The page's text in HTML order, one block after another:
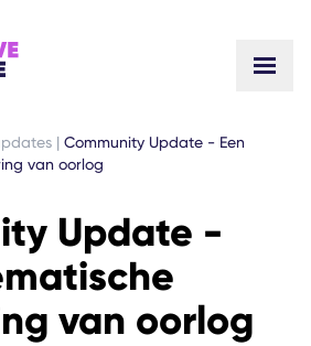
| Community Update - Een
van oorlog
Update -
van oorlog